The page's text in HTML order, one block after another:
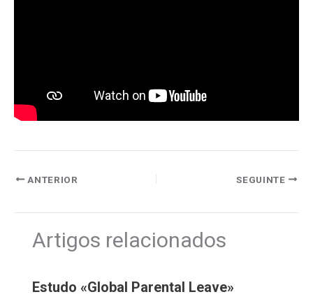
ANTERIOR SEGUINTE
Artigos relacionados
Estudo «Global Parental Leave»